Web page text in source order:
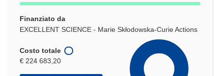
Finanziato da
EXCELLENT SCIENCE - Marie Skłodowska-Curie Actions
Costo totale
€ 224 683,20